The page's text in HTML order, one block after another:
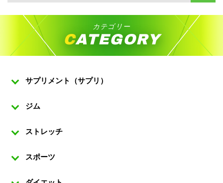
カテゴリー
CATEGORY
サプリメント（サプリ）
ジム
ストレッチ
スポーツ